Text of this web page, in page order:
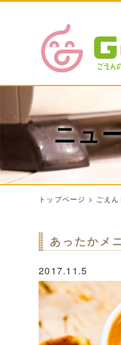
ニュ
トップページ > ごえ
あったかメ
2017.11.5